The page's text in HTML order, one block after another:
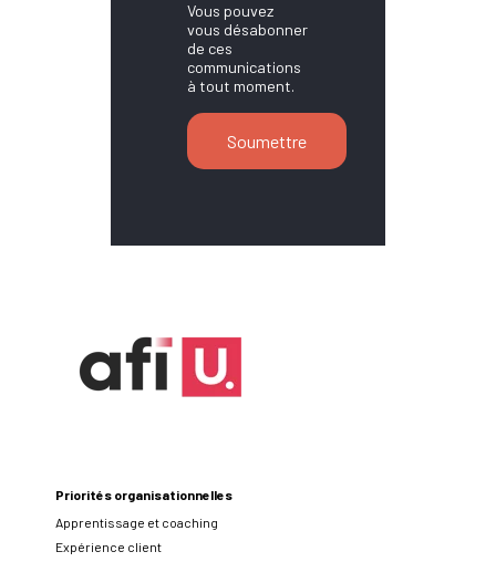
Vous pouvez
vous désabonner
de ces
communications
à tout moment.
Priorités organisationnelles
Apprentissage et coaching
Expérience client